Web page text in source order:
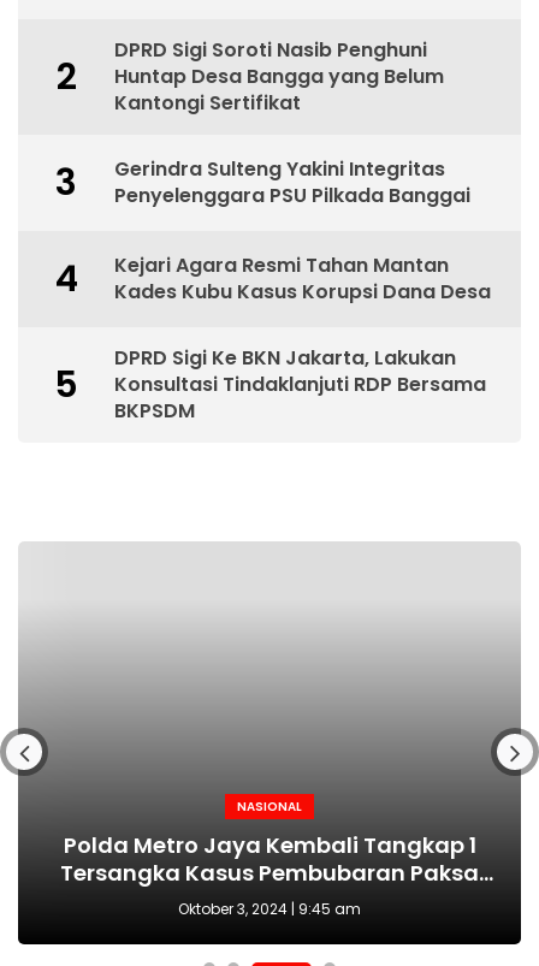
2
DPRD Sigi Soroti Nasib Penghuni
Huntap Desa Bangga yang Belum
Kantongi Sertifikat
3
Gerindra Sulteng Yakini Integritas
Penyelenggara PSU Pilkada Banggai
4
Kejari Agara Resmi Tahan Mantan
Kades Kubu Kasus Korupsi Dana Desa
5
DPRD Sigi Ke BKN Jakarta, Lakukan
Konsultasi Tindaklanjuti RDP Bersama
BKPSDM
NASIONAL
HUT Polwan ke-76 Jadi Momentum
yang Tepat Wujudkan Perlindungan
Perempuan dan Anak
NASIONAL
MAKI Sebut Seleksi Capim KPK Tidak Sah
Sejak Awal, Harusnya Dilakukan Era
Prabowo
NASIONAL
Polda Metro Jaya Kembali Tangkap 1
Tersangka Kasus Pembubaran Paksa
Diskusi di Kemang
Oktober 3, 2024 | 9:45 am
BERITA
Kejari tetapkan Kades Sejahtera Sigi
tersangka korupsi ADD